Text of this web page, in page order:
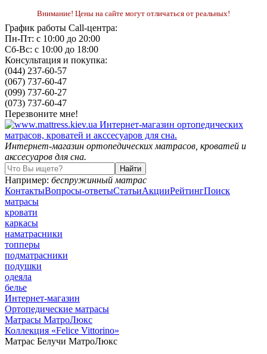
Внимание! Цены на сайте могут отличаться от реальных!
График работы Call-центра:
Пн-Пт: с 10:00 до 20:00
Сб-Вс: с 10:00 до 18:00
Консультация и покупка:
(044) 237-60-57
(067) 737-60-47
(099) 737-60-27
(073) 737-60-47
Перезвоните мне!
Интернет-магазин ортопедических матрасов, кроватей и
акссесуаров для сна.
Например: беспружинный матрас
КонтактыВопросы-ответыСтатьиАкцииРейтингПоиск
матрасы
кровати
каркасы
наматрасники
топперы
подматрасники
подушки
одеяла
белье
Интернет-магазин
Ортопедические матрасы
Матрасы МатроЛюкс
Коллекция «Felice Vittorino»
Матрас Белучи МатроЛюкс